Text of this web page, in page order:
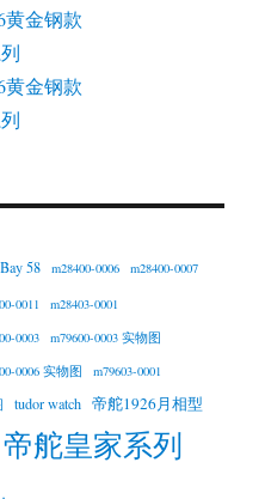
黄金钢款
黄金钢款
58 m28400-0006 m28400-0007
0011
m28403-0001
0003
m79600-0003 实物图
0006 实物图
m79603-0001
tudor watch 帝舵1926月相型
帝舵皇家系列